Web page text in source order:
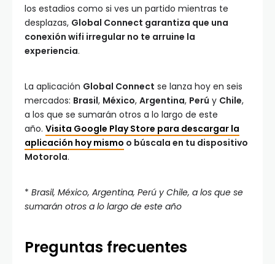
los estadios como si ves un partido mientras te
desplazas, Global Connect garantiza que una
conexión wifi irregular no te arruine la
experiencia.
La aplicación Global Connect se lanza hoy en seis
mercados: Brasil, México, Argentina, Perú y Chile,
a los que se sumarán otros a lo largo de este
año. Visita Google Play Store para descargar la
aplicación hoy mismo o búscala en tu dispositivo
Motorola.
* Brasil, México, Argentina, Perú y Chile, a los que se
sumarán otros a lo largo de este año
Preguntas frecuentes